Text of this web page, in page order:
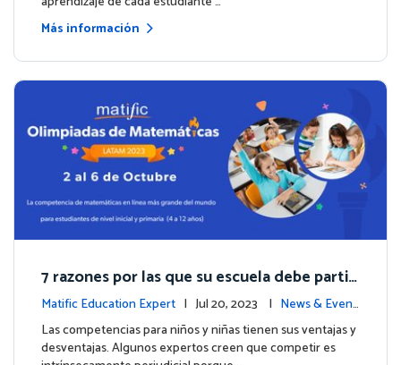
Más información
7 razones por las que su escuela debe partici
par en las Olimpiadas de Matemáticas de M
atific 2023
Matific Education Expert | Jul 20, 2023 | News & Event
sLas competencias para niños y niñas tienen sus ventajas y
desventajas. Algunos expertos creen que competir es